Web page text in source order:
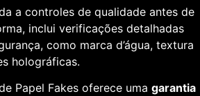
a controles de qualidade antes de
inclui verificações detalhadas
como marca d’água, textura
holográficas.
Papel Fakes oferece uma garantia